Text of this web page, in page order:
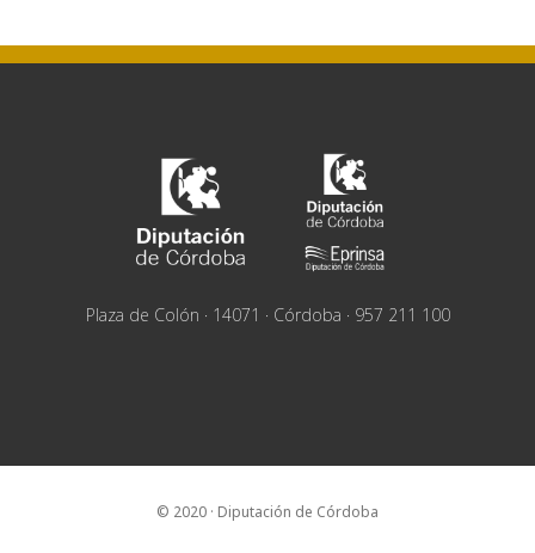
Plaza de Colón · 14071 · Córdoba · 957 211 100
© 2020 · Diputación de Córdoba